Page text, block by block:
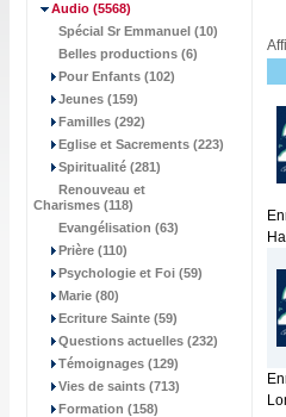
Audio (5568)
Spécial Sr Emmanuel (10)
Belles productions (6)
Pour Enfants (102)
Jeunes (159)
Familles (292)
Eglise et Sacrements (223)
Spiritualité (281)
Renouveau et
Charismes (118)
Evangélisation (63)
Prière (110)
Psychologie et Foi (59)
Marie (80)
Ecriture Sainte (59)
Questions actuelles (232)
Témoignages (129)
Vies de saints (713)
Formation (158)